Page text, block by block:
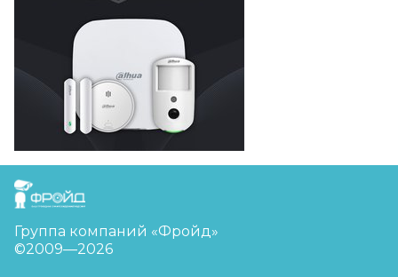
FreudGroup
Группа компаний «Фройд»
©2009—2026